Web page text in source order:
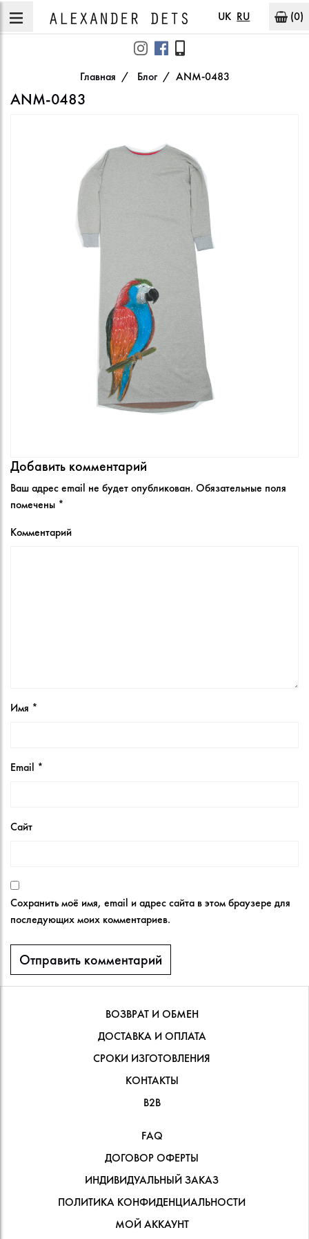
UK RU (0)
Главная Блог ANM-0483
ANM-0483
Добавить комментарий
Ваш адрес email не будет опубликован. Обязательные поля
помечены *
Комментарий
Имя *
Email *
Сайт
Сохранить моё имя, email и адрес сайта в этом браузере для
последующих моих комментариев.
ВОЗВРАТ И ОБМЕН
ДОСТАВКА И ОПЛАТА
СРОКИ ИЗГОТОВЛЕНИЯ
КОНТАКТЫ
В2В
FAQ
ДОГОВОР ОФЕРТЫ
ИНДИВИДУАЛЬНЫЙ ЗАКАЗ
ПОЛИТИКА КОНФИДЕНЦИАЛЬНОСТИ
МОЙ АККАУНТ